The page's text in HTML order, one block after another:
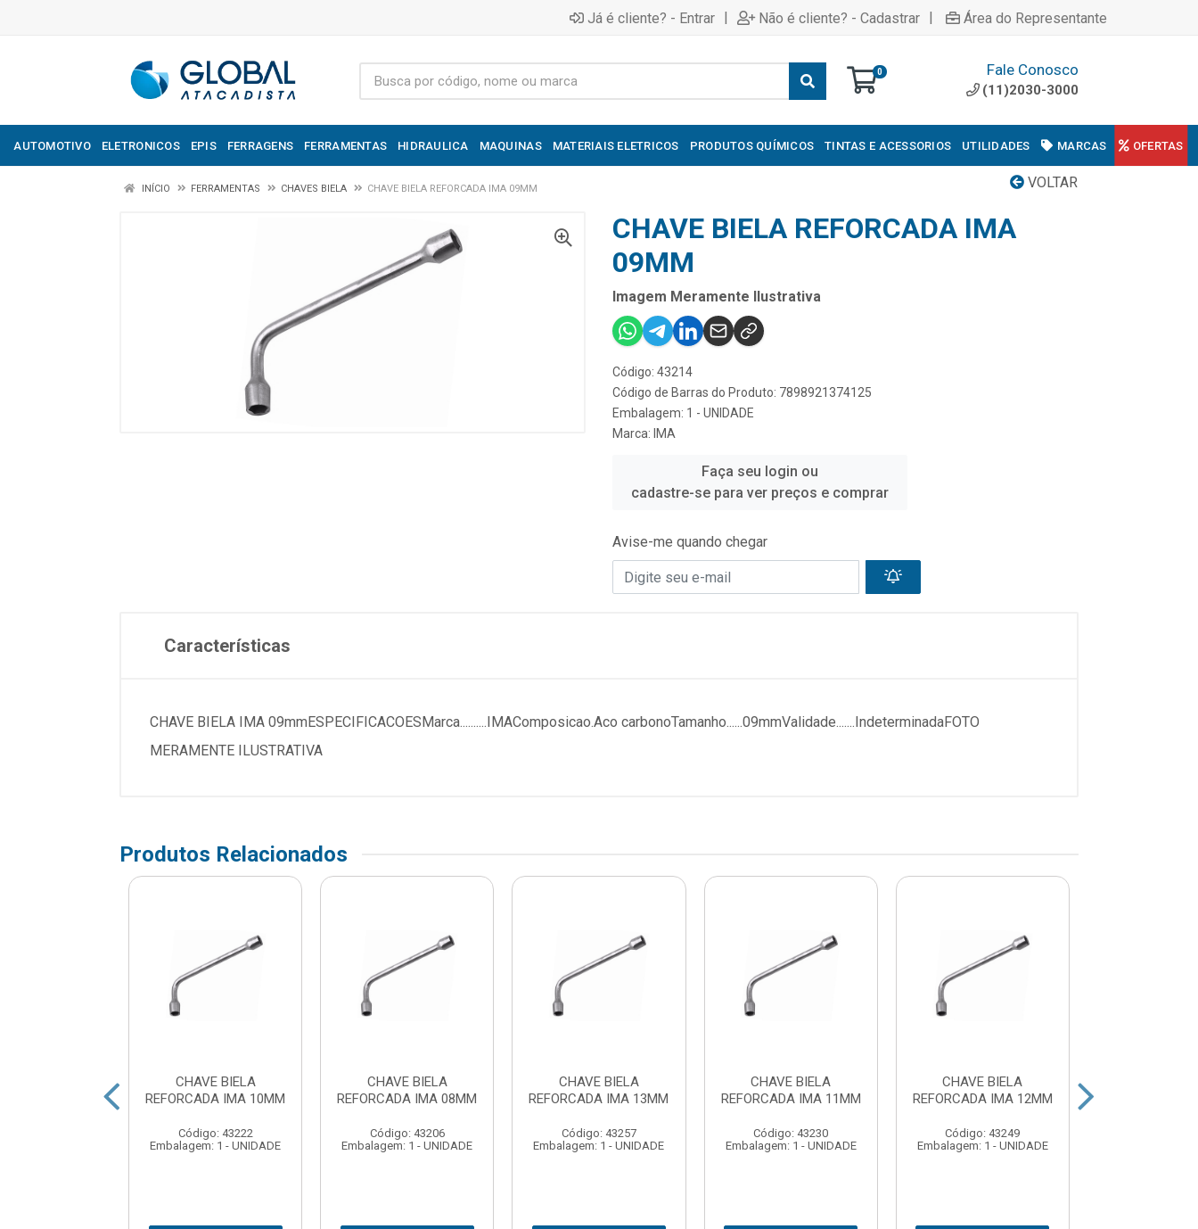
Já é cliente? - Entrar | Não é cliente? - Cadastrar | Área do Representante
0 Fale Conosco
(11)2030-3000
AUTOMOTIVO ELETRONICOS EPIS FERRAGENS FERRAMENTAS HIDRAULICA MAQUINAS MATERIAIS ELETRICOS PRODUTOS QUÍMICOS TINTAS E ACESSORIOS UTILIDADES MARCAS OFERTAS
VOLTAR
INÍCIO FERRAMENTAS CHAVES BIELA CHAVE BIELA REFORCADA IMA 09MM
CHAVE BIELA REFORCADA IMA
09MM
Imagem Meramente Ilustrativa
Código: 43214
Código de Barras do Produto: 7898921374125
Embalagem: 1 - UNIDADE
Marca: IMA
Faça seu login ou
cadastre-se para ver preços e comprar
Avise-me quando chegar
Características
CHAVE BIELA IMA 09mmESPECIFICACOESMarca..........IMAComposicao.Aco carbonoTamanho......09mmValidade.......IndeterminadaFOTO
MERAMENTE ILUSTRATIVA
Produtos Relacionados
CHAVE BIELA
REFORCADA IMA 10MM
Código: 43222
Embalagem: 1 - UNIDADE
CHAVE BIELA
REFORCADA IMA 08MM
Código: 43206
Embalagem: 1 - UNIDADE
CHAVE BIELA
REFORCADA IMA 13MM
Código: 43257
Embalagem: 1 - UNIDADE
CHAVE BIELA
REFORCADA IMA 11MM
Código: 43230
Embalagem: 1 - UNIDADE
CHAVE BIELA
REFORCADA IMA 12MM
Código: 43249
Embalagem: 1 - UNIDADE